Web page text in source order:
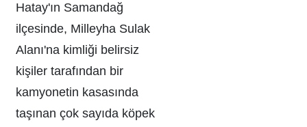
Hatay'ın Samandağ
ilçesinde, Milleyha Sulak
Alanı'na kimliği belirsiz
kişiler tarafından bir
kamyonetin kasasında
taşınan çok sayıda köpek